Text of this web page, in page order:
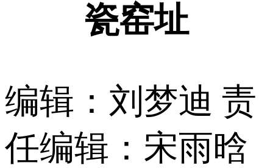
瓷窑址
编辑：刘梦迪 责
任编辑：宋雨晗